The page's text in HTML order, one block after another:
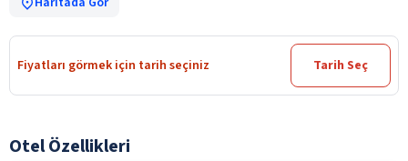
Fiyatları görmek için tarih seçiniz Tarih Seç
Otel Özellikleri